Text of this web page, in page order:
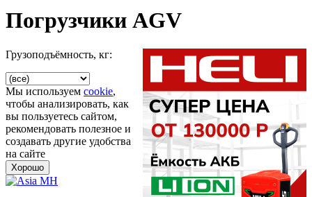
Погрузчики AGV
Грузоподъёмность, кг:
Мы используем cookie,
чтобы анализировать, как
вы пользуетесь сайтом,
рекомендовать полезное и
создавать другие удобства
на сайте
Хорошо